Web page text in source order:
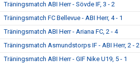
Träningsmatch ABI Herr - Sövde IF, 3 - 2
Träningsmatch FC Bellevue - ABI Herr, 4 - 1
Träningsmatch ABI Herr - Ariana FC, 2 - 4
Träningsmatch Asmundstorps IF - ABI Herr, 2 - 2
Träningsmatch ABI Herr - GIF Nike U19, 5 - 1